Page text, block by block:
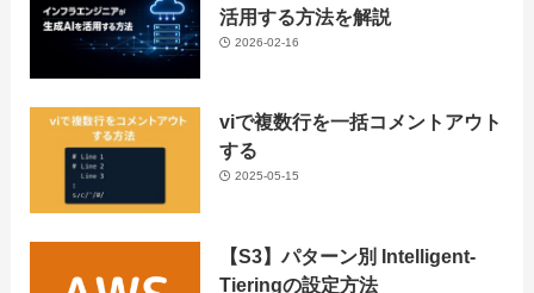
活用する方法を解説
2026-02-16
viで複数行を一括コメントアウト
する
2025-05-15
【S3】パターン別 Intelligent-
Tieringの設定方法